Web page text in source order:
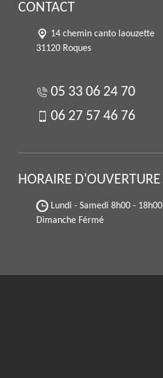
CONTACT
14 chemin canto laouzette
31120 Roques
05 33 06 24 70
06 27 57 46 76
HORAIRE D'OUVERTURE
Lundi - Samedi 8h00 - 18h00
Dimanche Férmé